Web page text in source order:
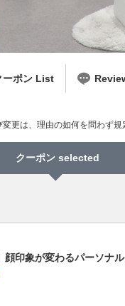
ーポン List
更は、理由の如何を問わず
クーポン selected
顔印象が変わるパーソナ